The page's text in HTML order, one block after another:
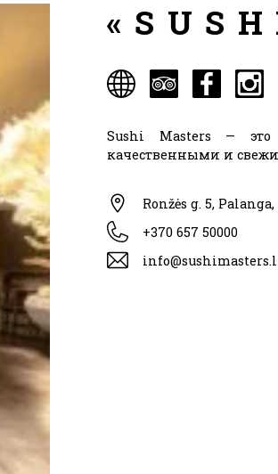
Sushi Masters — это
качественными и
Ronžės g. 5, Palanga,
+370 657 50000